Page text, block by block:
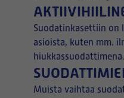
Suodatinkasettiin on
asioista, kuten mm.
hiukkassuodattimena.
Muista vaihtaa